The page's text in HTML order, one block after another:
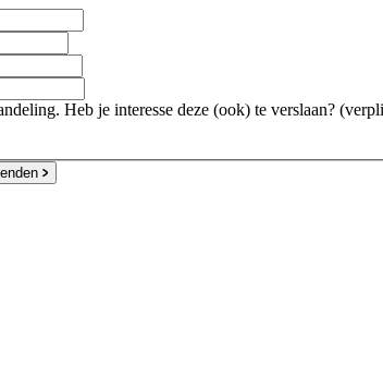
Heb je interesse deze (ook) te verslaan?